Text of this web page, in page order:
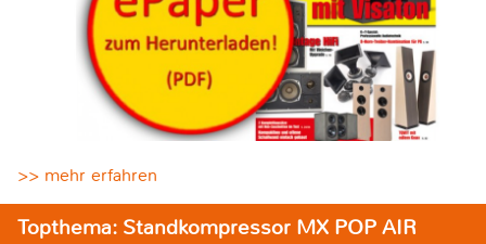
>> mehr erfahren
Topthema: Standkompressor MX POP AIR